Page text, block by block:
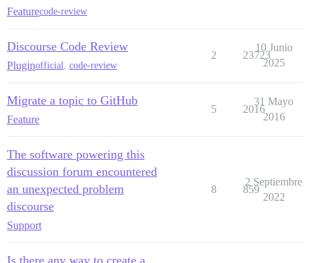
Featurecode-review
Discourse Code Review
Pluginofficial, code-review
2 23723
10 Junio
2025
Migrate a topic to GitHub
Feature
5 2016
31 Mayo
2016
The software powering this
discussion forum encountered
an unexpected problem
discourse
Support
8 859
2 Septiembre
2022
Is there any way to create a